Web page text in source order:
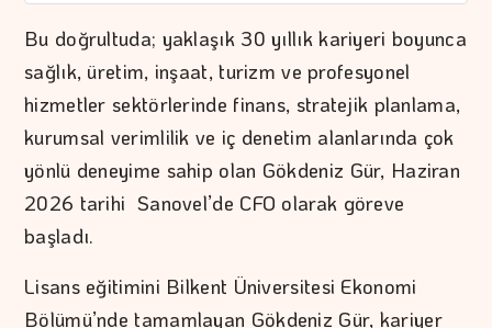
Bu doğrultuda; yaklaşık 30 yıllık kariyeri boyunca
sağlık, üretim, inşaat, turizm ve profesyonel
hizmetler sektörlerinde finans, stratejik planlama,
kurumsal verimlilik ve iç denetim alanlarında çok
yönlü deneyime sahip olan Gökdeniz Gür, Haziran
2026 tarihi Sanovel’de CFO olarak göreve
başladı.
Lisans eğitimini Bilkent Üniversitesi Ekonomi
Bölümü’nde tamamlayan Gökdeniz Gür, kariyer